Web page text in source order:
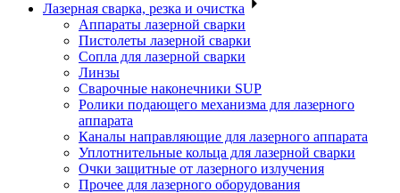
Лазерная сварка, резка и очистка
Аппараты лазерной сварки
Пистолеты лазерной сварки
Сопла для лазерной сварки
Линзы
Сварочные наконечники SUP
Ролики подающего механизма для лазерного
аппарата
Каналы направляющие для лазерного аппарата
Уплотнительные кольца для лазерной сварки
Очки защитные от лазерного излучения
Прочее для лазерного оборудования